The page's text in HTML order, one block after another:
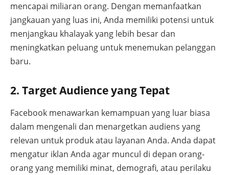
mencapai miliaran orang. Dengan memanfaatkan
jangkauan yang luas ini, Anda memiliki potensi untuk
menjangkau khalayak yang lebih besar dan
meningkatkan peluang untuk menemukan pelanggan
baru.
2. Target Audience yang Tepat
Facebook menawarkan kemampuan yang luar biasa
dalam mengenali dan menargetkan audiens yang
relevan untuk produk atau layanan Anda. Anda dapat
mengatur iklan Anda agar muncul di depan orang-
orang yang memiliki minat, demografi, atau perilaku